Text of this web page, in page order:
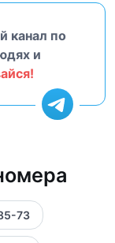
канал по
и
73